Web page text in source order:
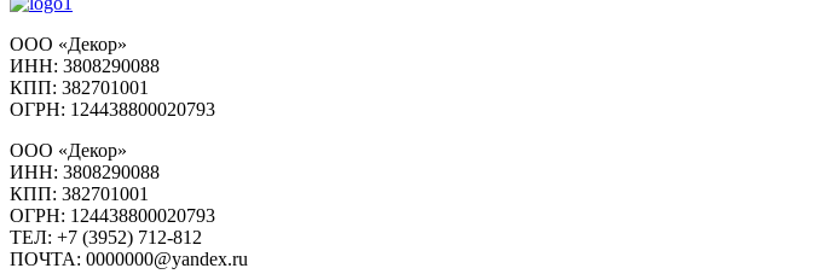
ООО «Декор»
ИНН: 3808290088
КПП: 382701001
ОГРН: 124438800020793
ООО «Декор»
ИНН: 3808290088
КПП: 382701001
ОГРН: 124438800020793
ТЕЛ: +7 (3952) 712-812
ПОЧТА: 0000000@yandex.ru